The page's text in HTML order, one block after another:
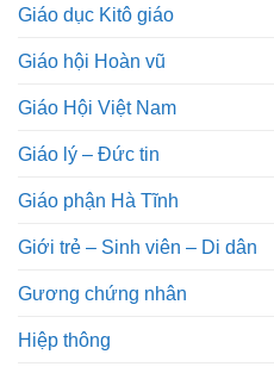
Giáo dục Kitô giáo
Giáo hội Hoàn vũ
Giáo Hội Việt Nam
Giáo lý – Đức tin
Giáo phận Hà Tĩnh
Giới trẻ – Sinh viên – Di dân
Gương chứng nhân
Hiệp thông